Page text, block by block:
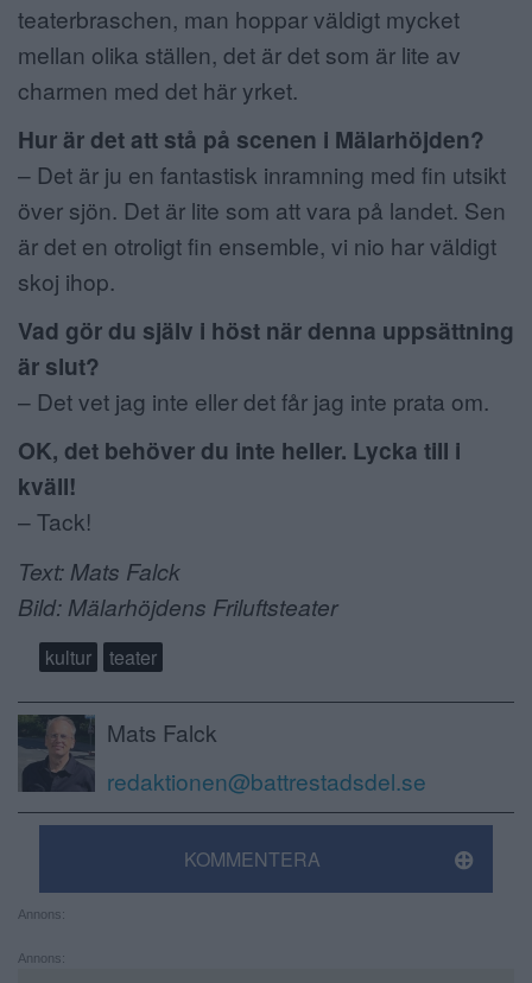
teaterbraschen, man hoppar väldigt mycket
mellan olika ställen, det är det som är lite av
charmen med det här yrket.
Hur är det att stå på scenen i Mälarhöjden?
– Det är ju en fantastisk inramning med fin utsikt
över sjön. Det är lite som att vara på landet. Sen
är det en otroligt fin ensemble, vi nio har väldigt
skoj ihop.
Vad gör du själv i höst när denna uppsättning
är slut?
– Det vet jag inte eller det får jag inte prata om.
OK, det behöver du inte heller. Lycka till i
kväll!
– Tack!
Text: Mats Falck
Bild: Mälarhöjdens Friluftsteater
kultur teater
Mats Falck
redaktionen@battrestadsdel.se
KOMMENTERA
Annons:
Annons: